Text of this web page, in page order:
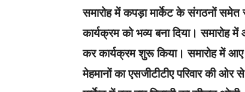
समारोह में कपड़ा मार्केट के संगठनों
कार्यक्रम को भव्य बना दिया। समारोह
कर कार्यक्रम शुरू किया। समारोह में आए
मेहमानों का एसजीटीटीए परिवार की